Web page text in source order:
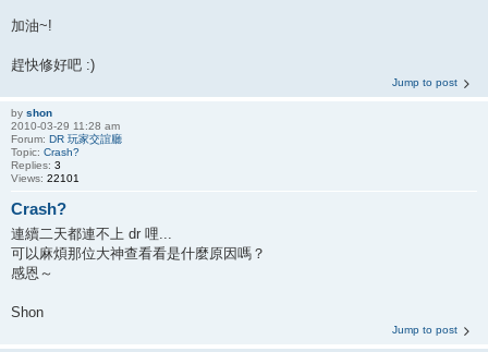
加油~!
趕快修好吧 :)
Jump to post
by shon
2010-03-29 11:28 am
Forum: DR 玩家交誼廳
Topic: Crash?
Replies: 3
Views: 22101
Crash?
連續二天都連不上 dr 哩...
可以麻煩那位大神查看看是什麼原因嗎？
感恩～
Shon
Jump to post